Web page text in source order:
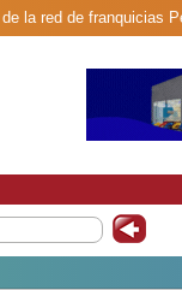
la red de franquicias